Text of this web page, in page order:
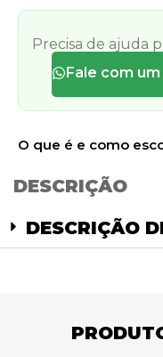
Precisa de ajuda
Fale com
O que é e como
DESCRIÇÃO
DESCRIÇÃO